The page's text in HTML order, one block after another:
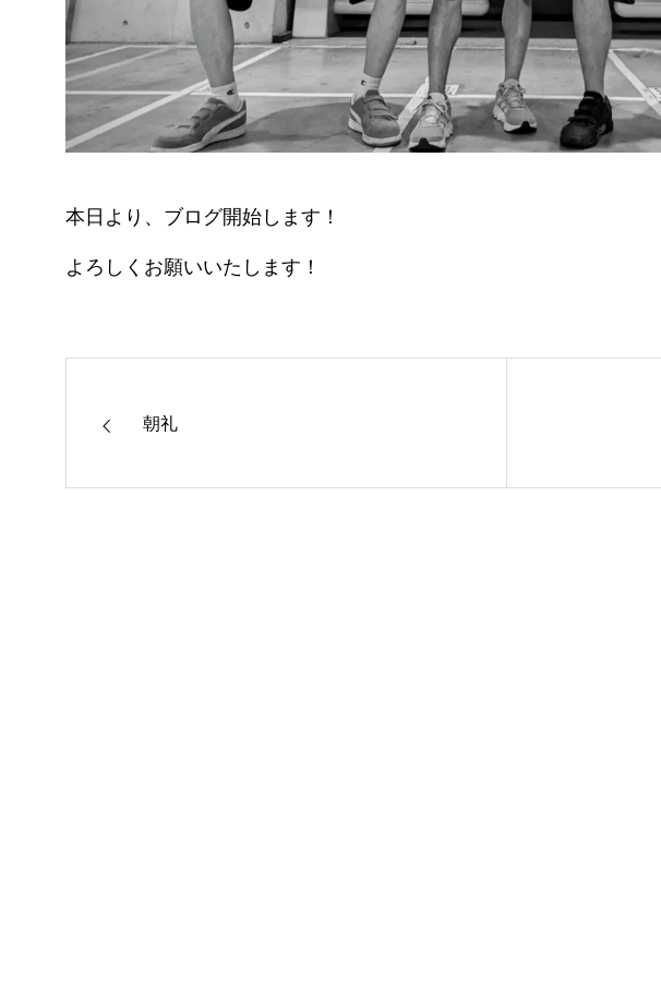
本日より、ブログ開始します！
よろしくお願いいたします！
朝礼